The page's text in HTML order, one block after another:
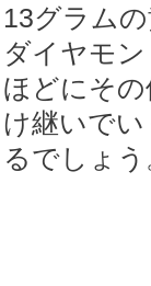
13グラム
ダイヤモ
ほどにそ
け継いで
るでしょう